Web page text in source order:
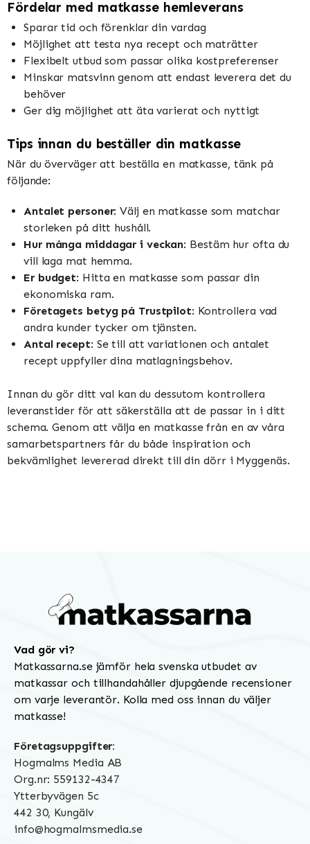
Fördelar med matkasse hemleverans
Sparar tid och förenklar din vardag
Möjlighet att testa nya recept och maträtter
Flexibelt utbud som passar olika kostpreferenser
Minskar matsvinn genom att endast leverera det du
behöver
Ger dig möjlighet att äta varierat och nyttigt
Tips innan du beställer din matkasse
När du överväger att beställa en matkasse, tänk på
följande:
Antalet personer: Välj en matkasse som matchar
storleken på ditt hushåll.
Hur många middagar i veckan: Bestäm hur ofta du
vill laga mat hemma.
Er budget: Hitta en matkasse som passar din
ekonomiska ram.
Företagets betyg på Trustpilot: Kontrollera vad
andra kunder tycker om tjänsten.
Antal recept: Se till att variationen och antalet
recept uppfyller dina matlagningsbehov.
Innan du gör ditt val kan du dessutom kontrollera
leveranstider för att säkerställa att de passar in i ditt
schema. Genom att välja en matkasse från en av våra
samarbetspartners får du både inspiration och
bekvämlighet levererad direkt till din dörr i Myggenäs.
Vad gör vi?
Matkassarna.se jämför hela svenska utbudet av
matkassar och tillhandahåller djupgående recensioner
om varje leverantör. Kolla med oss innan du väljer
matkasse!
Företagsuppgifter:
Hogmalms Media AB
Org.nr: 559132-4347
Ytterbyvägen 5c
442 30, Kungälv
info@hogmalmsmedia.se